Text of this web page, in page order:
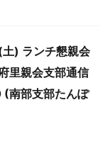
) ランチ懇親会
里親会支部通信
(南部支部たんぽ